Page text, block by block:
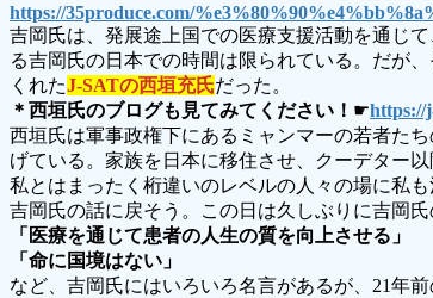
https://35produce.com/
吉岡氏は、発展途上国での医療支援活動を通じ
る吉岡氏の日本での時間は限られている。だが
くれたJ-SATの西垣充氏だった。
＊西垣氏のブログも見てみてください！ ☛https://
西垣氏は軍事政権下にあるミャンマーの若者た
げている。家族を日本に移住させ、クーデター
私とはまったく桁違いのレベルの人々の場に私
吉岡氏の話に戻そう。この日は久しぶりに吉岡
「医療を通じて患者の人生の質を向上させる」
「命に国境はない」
など、吉岡氏にはいろいろ名言があるが、21年